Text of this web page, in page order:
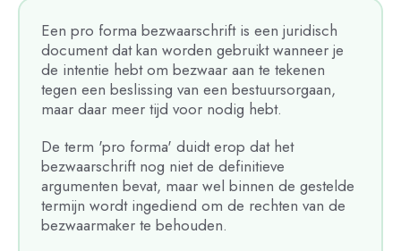
Een pro forma bezwaarschrift is een juridisch
document dat kan worden gebruikt wanneer je
de intentie hebt om bezwaar aan te tekenen
tegen een beslissing van een bestuursorgaan,
maar daar meer tijd voor nodig hebt.
De term 'pro forma' duidt erop dat het
bezwaarschrift nog niet de definitieve
argumenten bevat, maar wel binnen de gestelde
termijn wordt ingediend om de rechten van de
bezwaarmaker te behouden.